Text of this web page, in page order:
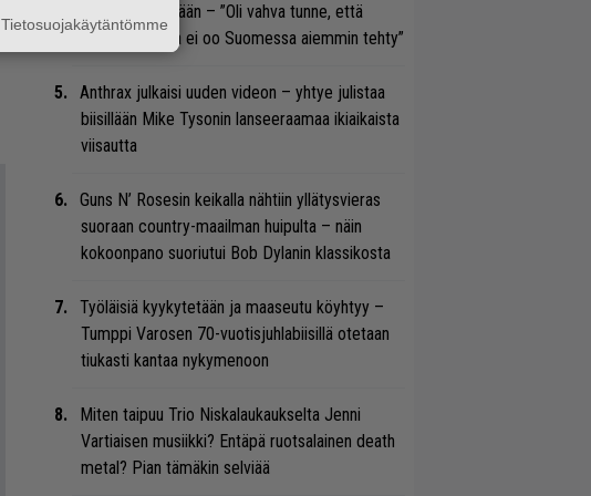
soolodebyytiltään – ”Oli vahva tunne, että
tällaista musaa ei oo Suomessa aiemmin tehty”
Anthrax julkaisi uuden videon – yhtye julistaa
biisillään Mike Tysonin lanseeraamaa ikiaikaista
viisautta
Guns N’ Rosesin keikalla nähtiin yllätysvieras
suoraan country-maailman huipulta – näin
kokoonpano suoriutui Bob Dylanin klassikosta
Työläisiä kyykytetään ja maaseutu köyhtyy –
Tumppi Varosen 70-vuotisjuhlabiisillä otetaan
tiukasti kantaa nykymenoon
Miten taipuu Trio Niskalaukaukselta Jenni
Vartiaisen musiikki? Entäpä ruotsalainen death
metal? Pian tämäkin selviää
Tietosuojakäytäntömme